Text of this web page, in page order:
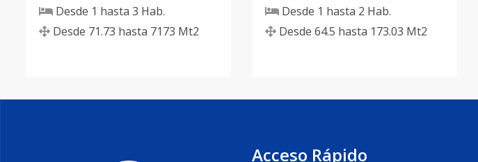
Desde 1 hasta 3 Hab.
Desde 71.73 hasta 7173 Mt2
Desde 1 hasta 2 Hab.
Desde 64.5 hasta 173.03 Mt2
Acceso Rápido